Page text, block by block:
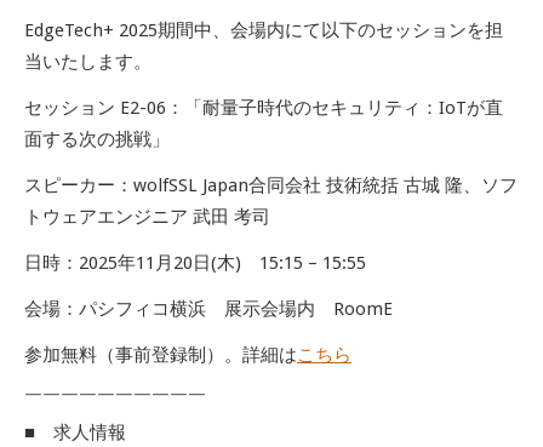
EdgeTech+ 2025期間中、会場内にて以下のセッションを担
当いたします。
セッション E2-06：「耐量子時代のセキュリティ：IoTが直
面する次の挑戦」
スピーカー：wolfSSL Japan合同会社 技術統括 古城 隆、ソフ
トウェアエンジニア 武田 考司
日時：2025年11月20日(木) 15:15 – 15:55
会場：パシフィコ横浜 展示会場内 RoomE
参加無料（事前登録制）。詳細はこちら
￣￣￣￣￣￣￣￣￣￣
■ 求人情報